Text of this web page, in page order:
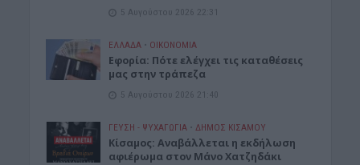
5 Αυγούστου 2026 22:31
ΕΛΛΑΔΑ • ΟΙΚΟΝΟΜΙΑ
Εφορία: Πότε ελέγχει τις καταθέσεις
μας στην τράπεζα
5 Αυγούστου 2026 21:40
ΓΕΎΣΗ - ΨΥΧΑΓΩΓΊΑ • ΔΉΜΟΣ ΚΙΣΆΜΟΥ
Κίσαμος: Αναβάλλεται η εκδήλωση
αφιέρωμα στον Μάνο Χατζηδάκι